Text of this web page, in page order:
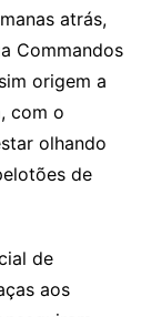
atrás,
Commandos
origem a
com o
olhando
de
de
aos